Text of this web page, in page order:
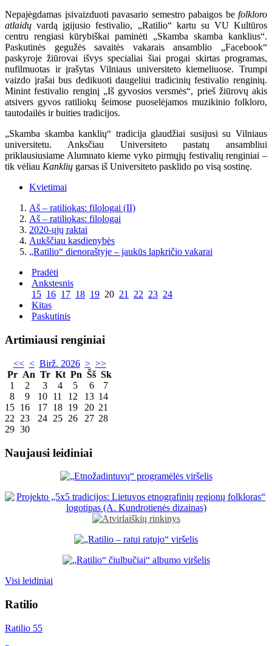
Nepajėgdamas įsivaizduoti pavasario semestro pabaigos be folkloro
atlaidų vardą įgijusio festivalio, „Ratilio“ kartu su VU Kultūros
centru rengiasi kūrybiškai paminėti „Skamba skamba kanklius“.
Paskutinės gegužės savaitės vakarais ansamblio „Facebook“
paskyroje žiūrovai išvys specialiai šiai progai skirtas programas,
nufilmuotas ir įrašytas Vilniaus universiteto kiemeliuose. Trumpi
vaizdo įrašai bus dedikuoti daugeliui tradicinių festivalio renginių.
Minint festivalio renginį „Iš gyvosios versmės“, prieš žiūrovų akis
atsivers gyvos ratiliokų šeimose puoselėjamos muzikinio folkloro,
tautodailės ir buities tradicijos.
„Skamba skamba kanklių“ tradicija glaudžiai susijusi su Vilniaus
universitetu. Anksčiau Universiteto pastatų ansambliui
priklausiusiame Alumnato kieme vyko pirmųjų festivalių renginiai –
tik vėliau Kanklių garsas iš Universiteto pasklido po visą sostinę.
Kvietimai
Aš – ratiliokas: filologai (II)
Aš – ratiliokas: filologai
2020-ųjų raktai
Aukščiau kasdienybės
„Ratilio“ dienoraštyje – jaukūs lapkričio vakarai
Pradėti
Ankstesnis
15 16 17 18 19 20 21 22 23 24
Kitas
Paskutinis
Artimiausi renginiai
<< < Birž. 2026 > >>
Pr An Tr Kt Pn Šš Sk
1
2 3 4 5 6
7
8
9 10 11 12 13 14
15 16 17 18 19 20 21
22
23 24 25 26 27 28
29 30
Naujausi leidiniai
Visi leidiniai
Ratilio
Ratilio 55